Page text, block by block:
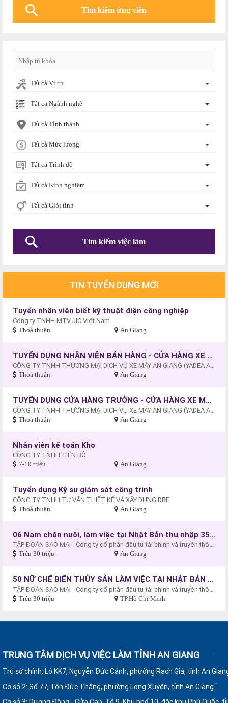
Tất cả Vị trí
Tất cả Ngành nghề
Tất cả Tỉnh thành
Tất cả Mức lương
Tất cả Trình độ
Tất cả Kinh nghiệm
Tất cả Giới tính
TIN TUYỂN DỤNG MỚI
Tuyển nhân viên biết kỹ thuật điện công nghiệp
Công ty TNHH MTV JIC Việt Nam
Thoả thuận An Giang
TUYỂN DỤNG NHÂN VIÊN BÁN HÀNG - CỬA HÀNG XE MÁY - XE ĐIỆN AN HÒA , AN GIANG
CÔNG TY TNHH THƯƠNG MẠI DỊCH VỤ XE MÁY AN GIANG (YADEA AN HÒA - AN GIANG).
Thoả thuận An Giang
TUYỂN DỤNG CỬA HÀNG TRƯỞNG - CỬA HÀNG XE MÁY - XE ĐIỆN AN HÒA, AN GIANG
CÔNG TY TNHH THƯƠNG MẠI DỊCH VỤ XE MÁY AN GIANG (YADEA AN HÒA - AN GIANG).
Thoả thuận An Giang
Nhân viên kế toán Kho
CÔNG TY TNHH TIẾN BỘ
7-10 triệu An Giang
Tuyển dụng Kỹ sư giám sát công trình
CÔNG TY TNHH TƯ VẤN THIẾT KẾ VÀ XÂY DỰNG DBE
Thoả thuận An Giang
06 Nam chăn nuôi, làm việc tại Nhật Bản thu nhập 35 triệu đồng/tháng
TẬP ĐOÀN SAO MAI - Công ty cổ phần đầu tư tài chính và truyền thông quốc tế (MIF)
Trên 30 triệu An Giang
50 NỮ CHẾ BIẾN THỦY SẢN LÀM VIỆC TẠI NHẬT BẢN THU NHẬP 40.000.000 đồng/tháng
TẬP ĐOÀN SAO MAI - Công ty cổ phần đầu tư tài chính và truyền thông quốc tế (MIF)
Trên 30 triệu TP.Hồ Chí Minh
TRUNG TÂM DỊCH VỤ VIỆC LÀM TỈNH AN GIANG
Trụ sở chính: Lô KK7, Nguyễn Đức Cảnh, phường Rạch Giá, tỉnh An
Cơ sở 2: Số 77, Tôn Đức Thắng, phường Long Xuyên, tỉnh An Giang.